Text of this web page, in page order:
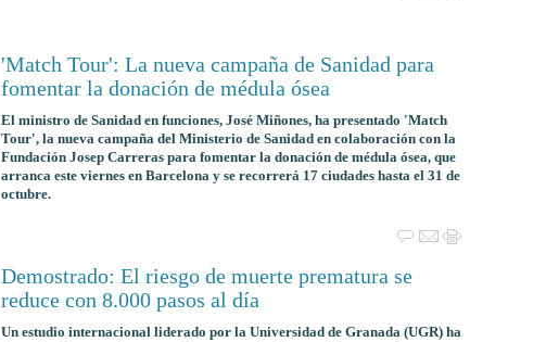
'Match Tour': La nueva campaña de Sanidad para
fomentar la donación de médula ósea
El ministro de Sanidad en funciones, José Miñones, ha presentado 'Match
Tour', la nueva campaña del Ministerio de Sanidad en colaboración con la
Fundación Josep Carreras para fomentar la donación de médula ósea, que
arranca este viernes en Barcelona y se recorrerá 17 ciudades hasta el 31 de
octubre.
Demostrado: El riesgo de muerte prematura se
reduce con 8.000 pasos al día
Un estudio internacional liderado por la Universidad de Granada (UGR) ha